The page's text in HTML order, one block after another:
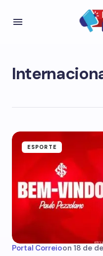
ESPORTE
Portal Correioon 18 de